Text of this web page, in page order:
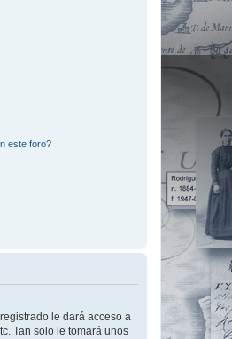
este foro?
le dará acceso a
Tan solo le tomará unos